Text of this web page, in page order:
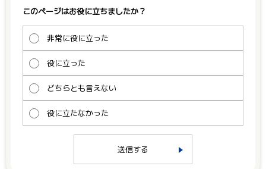
このページはお役に立ちましたか？
非常に役に立った
役に立った
どちらとも言えない
役に立たなかった
送信する